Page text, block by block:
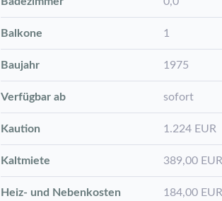
Balkone 1
Baujahr 1975
Verfügbar ab sofort
Kaution 1.224 EUR
Kaltmiete 389,00 EUR
Heiz- und Nebenkosten 184,00 EUR